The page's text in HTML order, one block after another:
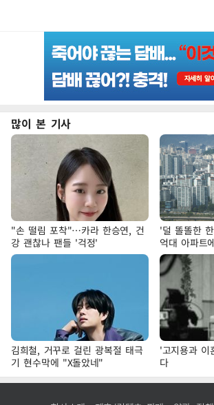
많이 본 기사
"손 떨림 포착"…카라 한승연, 건
강 괜찮나 팬들 '걱정'
'덜 똘똘한
억대 아파트
개편, 그 이
김희철, 거꾸로 걸린 광복절 태극
기 현수막에 "X돌았네"
'고지용과 이
다